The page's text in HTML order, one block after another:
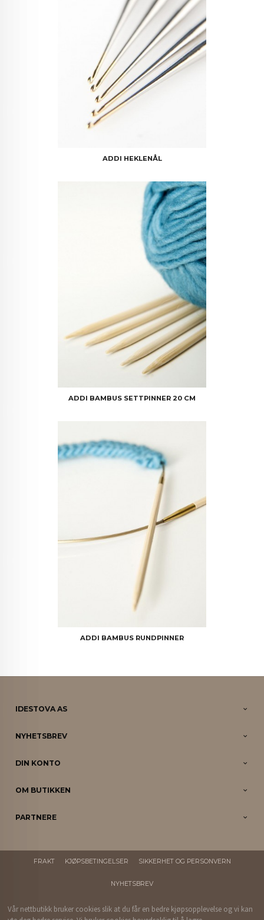
ADDI HEKLENÅL
ADDI BAMBUS SETTPINNER 20 CM
ADDI BAMBUS RUNDPINNER
IDESTOVA AS
NYHETSBREV
DIN KONTO
OM BUTIKKEN
PARTNERE
FRAKT KJØPSBETINGELSER SIKKERHET OG PERSONVERN
NYHETSBREV
Vår nettbutikk bruker cookies slik at du får en bedre kjøpsopplevelse og vi kan